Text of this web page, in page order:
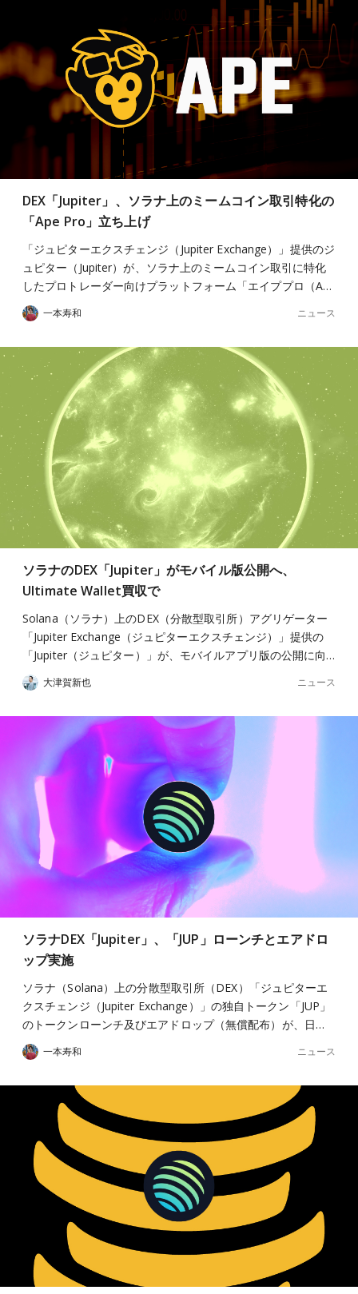
DEX「Jupiter」、ソラナ上のミームコイン取引特化の
「Ape Pro」立ち上げ
「ジュピターエクスチェンジ（Jupiter Exchange）」提供のジ
ュピター（Jupiter）が、ソラナ上のミームコイン取引に特化
したプロトレーダー向けプラットフォーム「エイププロ（A…
一本寿和 ニュース
ソラナのDEX「Jupiter」がモバイル版公開へ、
Ultimate Wallet買収で
Solana（ソラナ）上のDEX（分散型取引所）アグリゲーター
「Jupiter Exchange（ジュピターエクスチェンジ）」提供の
「Jupiter（ジュピター）」が、モバイルアプリ版の公開に向…
大津賀新也 ニュース
ソラナDEX「Jupiter」、「JUP」ローンチとエアドロ
ップ実施
ソラナ（Solana）上の分散型取引所（DEX）「ジュピターエ
クスチェンジ（Jupiter Exchange）」の独自トークン「JUP」
のトークンローンチ及びエアドロップ（無償配布）が、日…
一本寿和 ニュース